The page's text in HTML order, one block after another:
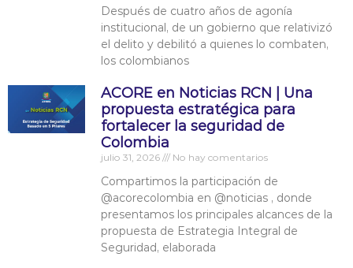
Después de cuatro años de agonía
institucional, de un gobierno que relativizó
el delito y debilitó a quienes lo combaten,
los colombianos
ACORE en Noticias RCN | Una
propuesta estratégica para
fortalecer la seguridad de
Colombia
julio 31, 2026 No hay comentarios
Compartimos la participación de
‪@acorecolombia‬ en ‪@noticias‬ , donde
presentamos los principales alcances de la
propuesta de Estrategia Integral de
Seguridad, elaborada